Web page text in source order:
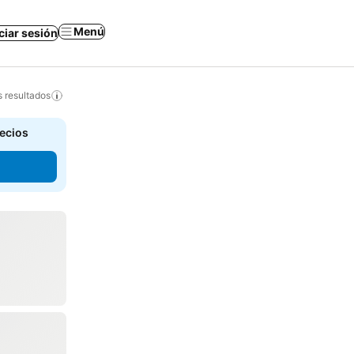
sesión Menú
resultados